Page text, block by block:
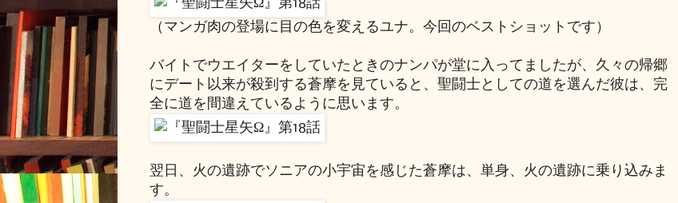
（マンガ肉の登場に目の色を変えるユナ。今回のベストショットです）
バイトでウエイターをしていたときのナンパが堂に入ってましたが、久々の帰郷
にデート以来が殺到する蒼摩を見ていると、聖闘士としての道を選んだ彼は、完
全に道を間違えているように思います。
翌日、火の遺跡でソニアの小宇宙を感じた蒼摩は、単身、火の遺跡に乗り込みま
す。